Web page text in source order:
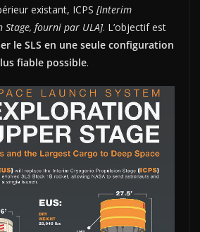
existant, ICPS [Interim
Stage, fourni par ULA]. L’objectif est
le SLS en une seule configuration
fiable possible.